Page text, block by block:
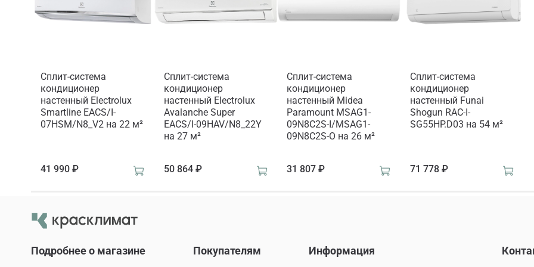
Сплит-система
кондиционер
настенный Electrolux
Smartline EACS/I-
07HSM/N8_V2 на 22 м²
41 990 ₽
Сплит-система
кондиционер
настенный Electrolux
Avalanche Super
EACS/I-09HAV/N8_22Y
на 27 м²
50 864 ₽
Сплит-система
кондиционер
настенный Midea
Paramount MSAG1-
09N8C2S-I/MSAG1-
09N8C2S-O на 26 м²
31 807 ₽
Сплит-система
кондиционер
настенный Funai
Shogun RAC-I-
SG55HP.D03 на 54 м²
71 778 ₽
Подробнее о магазине Покупателям Информация